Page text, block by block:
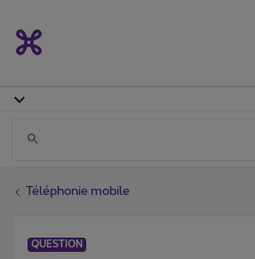
Téléphonie mobile
QUESTION